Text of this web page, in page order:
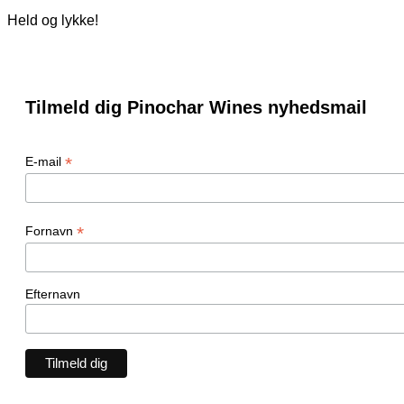
Held og lykke!
Tilmeld dig Pinochar Wines nyhedsmail
E-mail *
Fornavn *
Efternavn